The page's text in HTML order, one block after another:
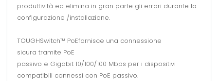
produttività ed elimina in gran parte gli errori durante la
configurazione /installazione.
TOUGHSwitch™ PoEfornisce una connessione
sicura tramite PoE
passivo e Gigabit 10/100/100 Mbps per i dispositivi
compatibili connessi con PoE passivo.